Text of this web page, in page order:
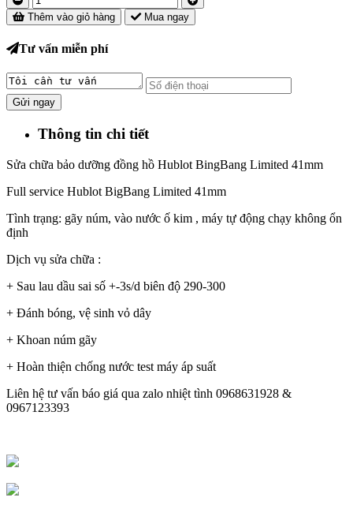
Thêm vào giỏ hàng Mua ngay
Tư vấn miễn phí
Gửi ngay
Thông tin chi tiết
Sửa chữa bảo dưỡng đồng hồ Hublot BingBang Limited 41mm
Full service Hublot BigBang Limited 41mm
Tình trạng: gãy núm, vào nước ố kim , máy tự động chạy không ổn
định
Dịch vụ sửa chữa :
+ Sau lau dầu sai số +-3s/d biên độ 290-300
+ Đánh bóng, vệ sinh vỏ dây
+ Khoan núm gãy
+ Hoàn thiện chống nước test máy áp suất
Liên hệ tư vấn báo giá qua zalo nhiệt tình 0968631928 &
0967123393